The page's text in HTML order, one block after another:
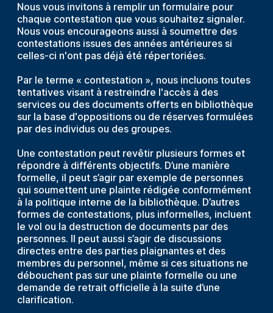
Nous vous invitons à remplir un formulaire pour
chaque contestation que vous souhaitez signaler.
Nous vous encourageons aussi à soumettre des
contestations issues des années antérieures si
celles-ci n'ont pas déjà été répertoriées.
Par le terme « contestation », nous incluons toutes
tentatives visant à restreindre l'accès à des
services ou des documents offerts en bibliothèque
sur la base d'oppositions ou de réserves formulées
par des individus ou des groupes.
Une contestation peut revêtir plusieurs formes et
répondre à différents objectifs. D’une manière
formelle, il peut s’agir par exemple de personnes
qui soumettent une plainte rédigée conformément
à la politique interne de la bibliothèque. D’autres
formes de contestations, plus informelles, incluent
le vol ou la destruction de documents par des
personnes. Il peut aussi s’agir de discussions
directes entre des parties plaignantes et des
membres du personnel, même si ces situations ne
débouchent pas sur une plainte formelle ou une
demande de retrait officielle à la suite d’une
clarification.